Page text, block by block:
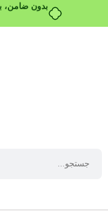
بدون ضامن،